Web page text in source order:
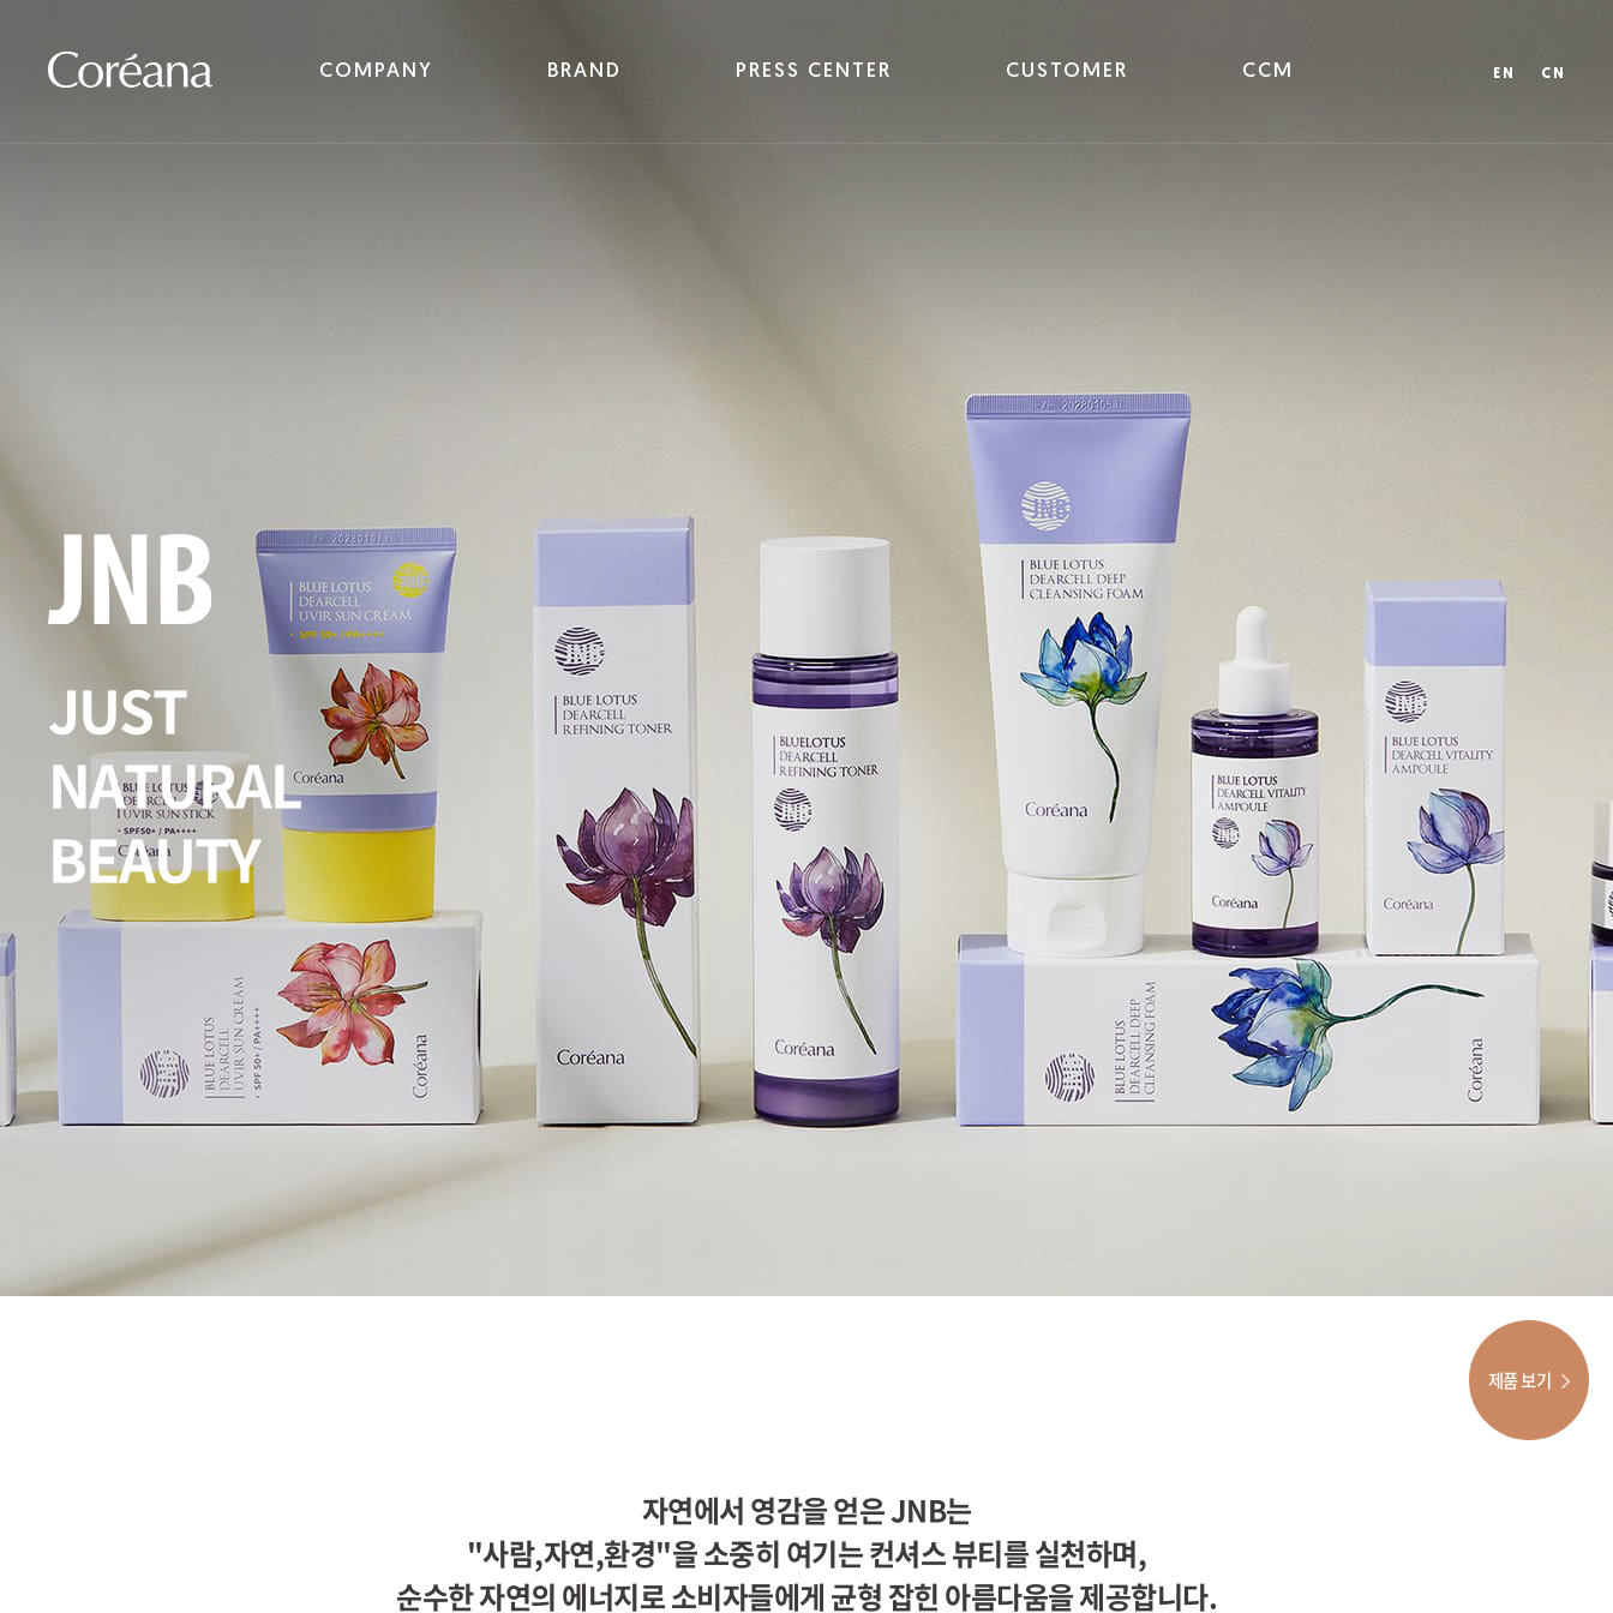
COMPANY BRAND PRESS CENTER CUSTOMER CCM EN CN
JUST
NATURAL
BEAUTY
제품 보기
자연에서 영감을 얻은 JNB는
"사람,자연,환경"을 소중히 여기는 컨셔스 뷰티를 실천하며,
순수한 자연의 에너지로 소비자들에게 균형 잡힌 아름다움을 제공합니다.